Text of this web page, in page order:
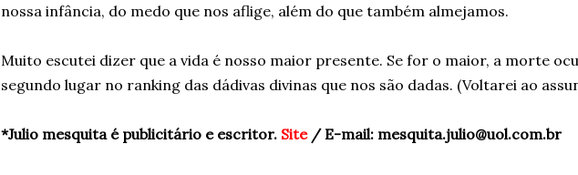
nossa infância, do medo que nos aflige, além do que também almejamos.
Muito escutei dizer que a vida é nosso maior presente. Se for o maior, a morte
segundo lugar no ranking das dádivas divinas que nos são dadas. (Voltarei ao
*Julio mesquita é publicitário e escritor. Site/ E-mail: mesquita.julio@uol.com.br